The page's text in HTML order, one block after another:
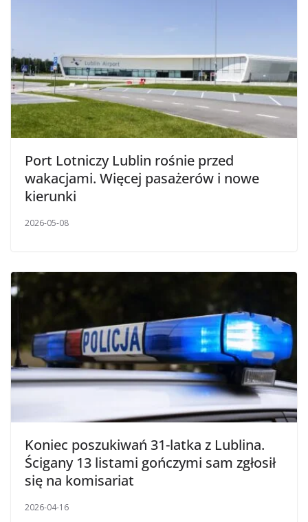
Port Lotniczy Lublin rośnie przed
wakacjami. Więcej pasażerów i nowe
kierunki
2026-05-08
Koniec poszukiwań 31-latka z Lublina.
Ścigany 13 listami gończymi sam zgłosił
się na komisariat
2026-04-16